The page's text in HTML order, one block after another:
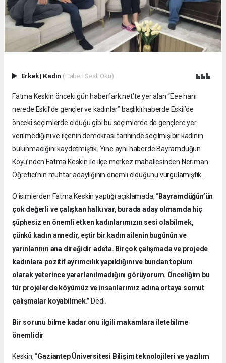
Erkek| Kadın (Haberi Sesli Oku)
Fatma Keskin önceki gün haberfark.net’te yer alan “Eee hani
nerede Eskil’de gençler ve kadınlar” başlıklı haberde Eskil’de
önceki seçimlerde olduğu gibi bu seçimlerde de gençlere yer
verilmediğini ve ilçenin demokrasi tarihinde seçilmiş bir kadının
bulunmadığını kaydetmiştik. Yine aynı haberde Bayramdüğün
Köyü’nden Fatma Keskin ile ilçe merkez mahallesinden Neriman
Öğretici’nin muhtar adaylığının önemli olduğunu vurgulamıştık.
O isimlerden Fatma Keskin yaptığı açıklamada, “Bayramdüğün’ün
çok değerli ve çalışkan halkı var, burada aday olmamda hiç
şüphesiz en önemli etken kadınlarımızın sesi olabilmek,
çünkü kadın annedir, eştir bir kadın ailenin bugünün ve
yarınlarının ana direğidir adeta. Birçok çalışmada ve projede
kadınlara pozitif ayrımcılık yapıldığını ve bundan toplum
olarak yeterince yararlanılmadığını görüyorum. Önceliğim bu
tür projelerde köyümüz ve insanlarımız adına ortaya somut
çalışmalar koyabilmek.” Dedi.
Bir sorunu bilme kadar onu ilgili makamlara iletebilme
önemlidir
Keskin, “Gaziantep Üniversitesi Bilişim teknolojileri ve yazılım